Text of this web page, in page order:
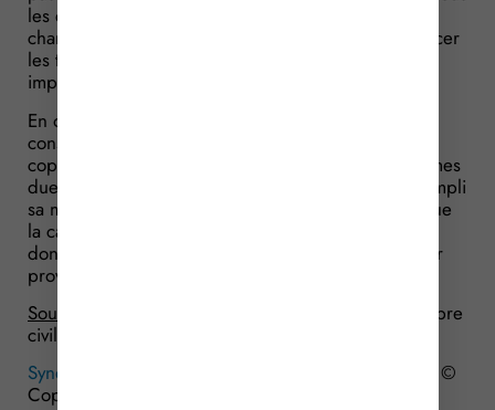
les copropriétaires, en effet, n’ont pas payé les
charges de copropriété, l’empêchant ainsi de financer
les travaux. L’inexécution des travaux est donc
imputable, selon lui, aux copropriétaires.
En outre, il rappelle qu’il ne s’est pas contenté de
constater les impayés. Il a mis en demeure les
copropriétaires mauvais payeurs de verser les sommes
dues. Le syndic estime donc avoir intégralement rempli
sa mission. Ce que confirme le juge qui constate que
la carence du syndic n’est pas démontrée. Il rejette
donc la demande de nomination d’un administrateur
provisoire.
Source :
Arrêt de la Cour de cassation, 3ème chambre
civile, du 26 janvier 2017, n° 15-25970
Syndics immobiliers : attention à l’état de carence…
©
Copyright WebLex – 2016